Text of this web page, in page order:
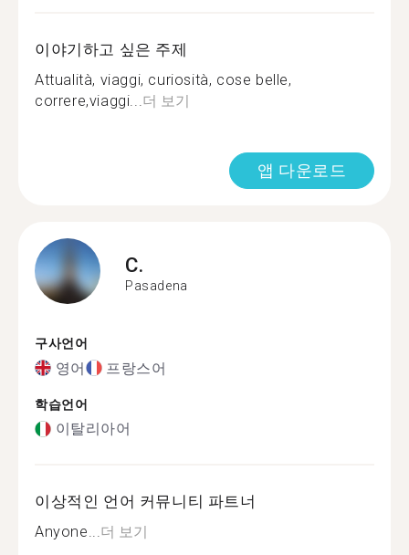
이야기하고 싶은 주제
Attualità, viaggi, curiosità, cose belle,
correre,viaggi...더 보기
앱 다운로드
C.
Pasadena
구사언어
영어 프랑스어
학습언어
이탈리아어
이상적인 언어 커뮤니티 파트너
Anyone...더 보기